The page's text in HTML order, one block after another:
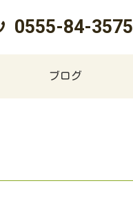
0555-84-3575
ブログ